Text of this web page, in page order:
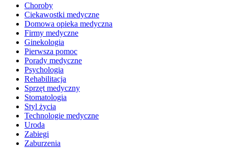
Choroby
Ciekawostki medyczne
Domowa opieka medyczna
Firmy medyczne
Ginekologia
Pierwsza pomoc
Porady medyczne
Psychologia
Rehabilitacja
Sprzęt medyczny
Stomatologia
Styl życia
Technologie medyczne
Uroda
Zabiegi
Zaburzenia